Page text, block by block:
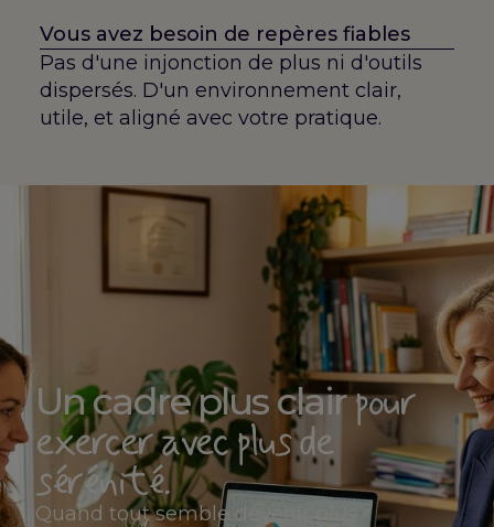
Vous avez besoin de repères fiables
Pas d'une injonction de plus ni d'outils
dispersés. D'un environnement clair,
utile, et aligné avec votre pratique.
Un cadre plus clairpour
exercer avec plus de
sérénité.
Quand tout semble devenir plus